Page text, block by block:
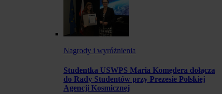
Nagrody i wyróżnienia
Studentka USWPS Maria Komędera dołącza
do Rady Studentów przy Prezesie Polskiej
Agencji Kosmicznej